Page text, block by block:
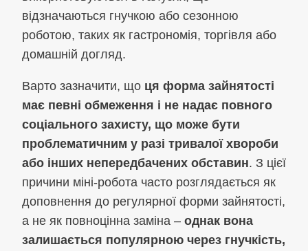
відзначаються гнучкою або сезонною
роботою, таких як гастрономія, торгівля або
домашній догляд.
Варто зазначити, що ця форма зайнятості
має певні обмеження і не надає повного
соціального захисту, що може бути
проблематичним у разі тривалої хвороби
або інших непередбачених обставин. З цієї
причини міні-робота часто розглядається як
доповнення до регулярної форми зайнятості,
а не як повноцінна заміна – однак вона
залишається популярною через гнучкість,